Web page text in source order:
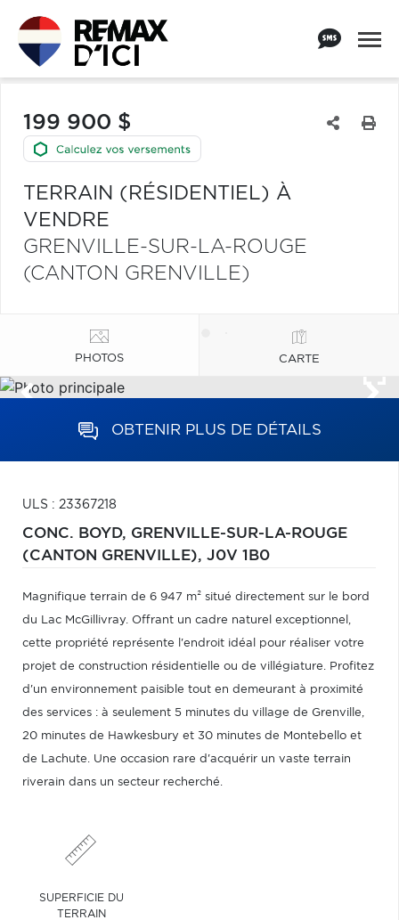
199 900 $
TERRAIN (RÉSIDENTIEL) À
VENDRE
GRENVILLE-SUR-LA-ROUGE
(CANTON GRENVILLE)
PHOTOS CARTE
OBTENIR PLUS DE DÉTAILS
ULS : 23367218
CONC. BOYD, GRENVILLE-SUR-LA-ROUGE
(CANTON GRENVILLE), J0V 1B0
Magnifique terrain de 6 947 m² situé directement sur le bord
du Lac McGillivray. Offrant un cadre naturel exceptionnel,
cette propriété représente l'endroit idéal pour réaliser votre
projet de construction résidentielle ou de villégiature. Profitez
d'un environnement paisible tout en demeurant à proximité
des services : à seulement 5 minutes du village de Grenville,
20 minutes de Hawkesbury et 30 minutes de Montebello et
de Lachute. Une occasion rare d'acquérir un vaste terrain
riverain dans un secteur recherché.
SUPERFICIE DU
TERRAIN